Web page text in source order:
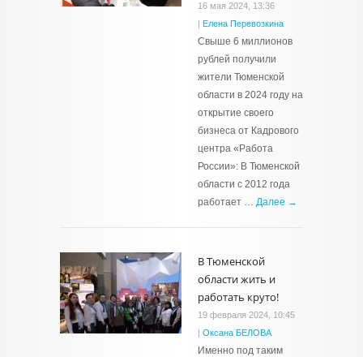
16 мая 2024, 13:36
| Елена Перевозкина
Свыше 6 миллионов
рублей получили
жители Тюменской
области в 2024 году на
открытие своего
бизнеса от Кадрового
центра «Работа
России»: В Тюменской
области с 2012 года
работает … Далее →
В Тюменской
области жить и
работать круто!
19 февраля 2024, 10:45
| Оксана БЕЛОВА
Именно под таким